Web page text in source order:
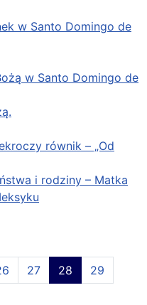
w Santo Domingo de
w Santo Domingo de
równik – „Od
i rodziny – Matka
27 28
29